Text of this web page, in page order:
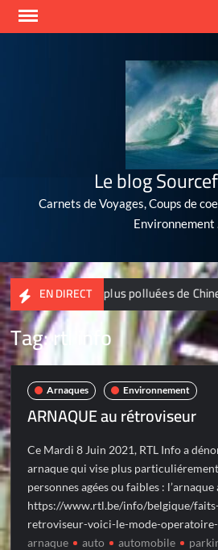
Skip
Le blog
Carnets de Voyages, Coups de
Environnement
EN DIRECT
10 villes les plus polluées de Chine
Tag:rtl info
Arnaques Environnement
ARNAQUE au rétroviseur
Ce Mardi 8 Juin 2021, RTL Info a
arnaque qui vise plus
personnes agées ou faibles :
https://www.rtl.be/info/belgique/
retroviseur-voici-le-mode-
arnaque
auto automobile